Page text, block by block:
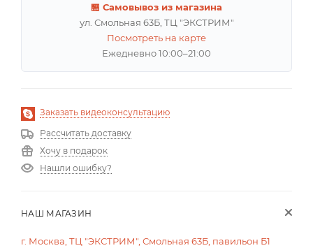
🏪 Самовывоз из магазина
ул. Смольная 63Б, ТЦ "ЭКСТРИМ"
Посмотреть на карте
Ежедневно 10:00–21:00
Заказать видеоконсультацию
Рассчитать доставку
Хочу в подарок
Нашли ошибку?
НАШ МАГАЗИН
г. Москва, ТЦ "ЭКСТРИМ", Смольная 63Б, павильон Б1